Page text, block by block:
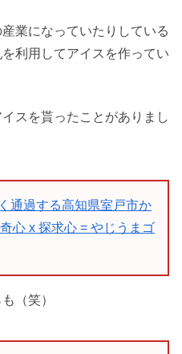
業になっていたりしている
利用してアイスを作ってい
スを貰ったことがありまし
通過する高知県室戸市か
心 x 探求心 = やじうまゴ
（笑）